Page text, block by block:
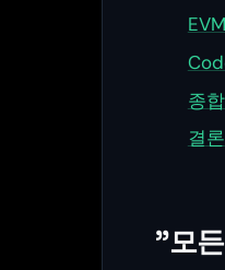
종
결론
”모